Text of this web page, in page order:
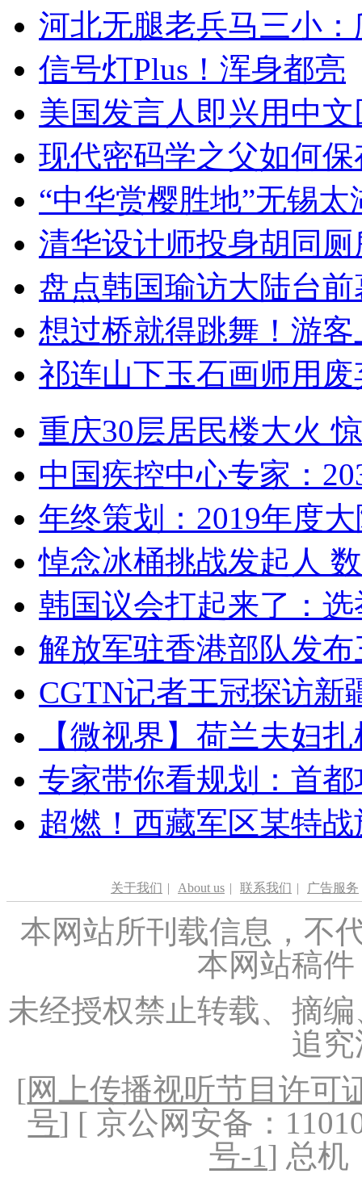
河北无腿老兵马三小
信号灯Plus！浑身都亮
美国发言人即兴用中
现代密码学之父如何
“中华赏樱胜地”无锡
清华设计师投身胡同
盘点韩国瑜访大陆台
想过桥就得跳舞！游客
祁连山下玉石画师用
重庆30层居民楼大火
中国疾控中心专家：
年终策划：2019年度
悼念冰桶挑战发起人
韩国议会打起来了：
解放军驻香港部队发
CGTN记者王冠探访新
【微视界】荷兰夫妇
专家带你看规划：首
超燃！西藏军区某特
关于我们 | About us | 联系我们 | 广告服务
本网站所刊载信息，不
本网站稿
未经授权禁止转载、摘
追
[网上传播视听节目许可
号] [ 京公网安备：
号-1] 总机